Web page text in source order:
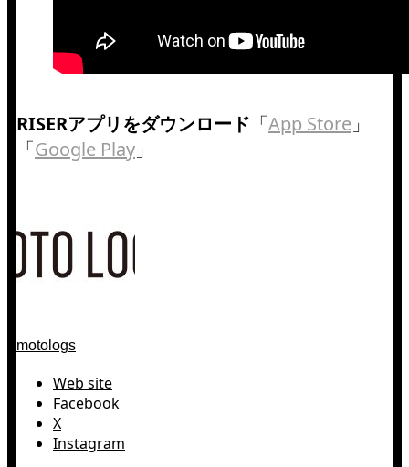
RISERアプリをダウンロード 「App Store 」
「Google Play 」
motologs
Web site
Facebook
X
Instagram